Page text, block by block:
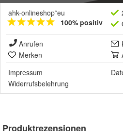
ahk-onlineshop*eu
100% positiv
Anrufen
Merken
Impressum
Widerrufsbelehrung
Produktrezensionen